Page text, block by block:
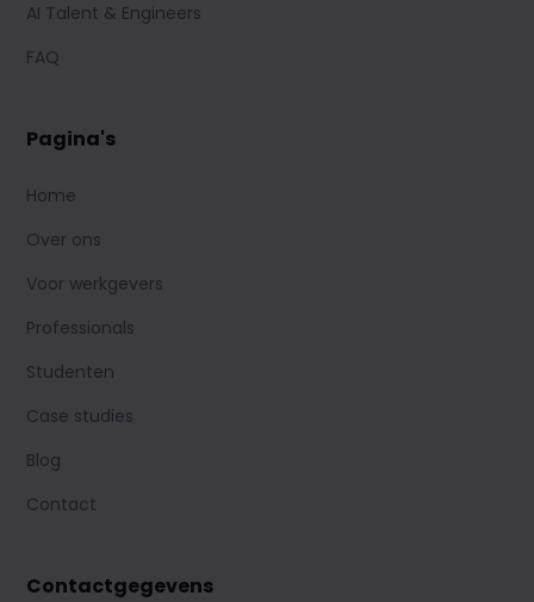
AI Talent & Engineers
FAQ
Pagina's
Home
Over ons
Voor werkgevers
Professionals
Studenten
Case studies
Blog
Contact
Contactgegevens